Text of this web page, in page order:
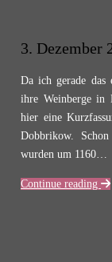
3. Dezember
Da ich gerade das
ihre Weinberge in
hier eine
Dobbrikow.
wurden um 1160…
Continue reading